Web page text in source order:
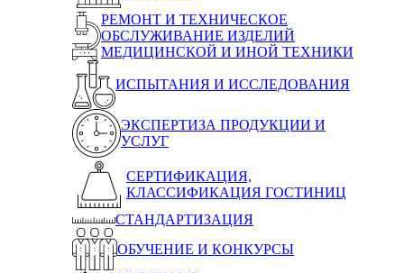
РЕМОНТ И ТЕХНИЧЕСКОЕ
ОБСЛУЖИВАНИЕ ИЗДЕЛИЙ
МЕДИЦИНСКОЙ И ИНОЙ ТЕХНИКИ
ИСПЫТАНИЯ И ИССЛЕДОВАНИЯ
ЭКСПЕРТИЗА ПРОДУКЦИИ И
УСЛУГ
СЕРТИФИКАЦИЯ,
КЛАССИФИКАЦИЯ ГОСТИНИЦ
СТАНДАРТИЗАЦИЯ
ОБУЧЕНИЕ И КОНКУРСЫ